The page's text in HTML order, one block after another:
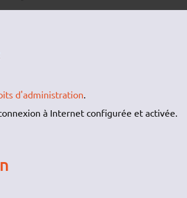
d'administration
à Internet configurée et activée.